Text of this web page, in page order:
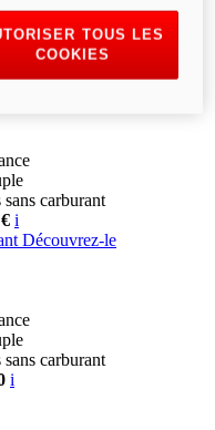
sans carburant
i
Découvrez-le
sans carburant
i
TOUS LES
COOKIES